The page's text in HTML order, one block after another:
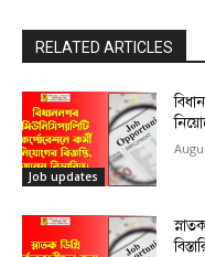
RELATED ARTICLES
Job updates